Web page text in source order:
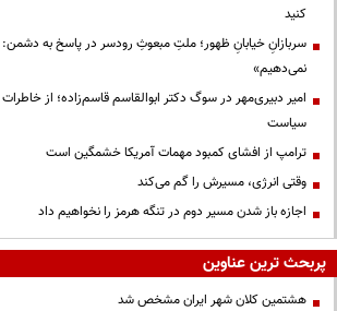
کنید
سربازانِ خیابانِ ظهور؛ ملتِ مبعوثِ رودسر در پاسخ به دشمن:
نمی‌دهیم»
امیر دبیری‌مهر در سوگ دکتر ابوالقاسم قاسم‌زاده؛ از
سیاست
ترامپ از افشای کمبود مهمات آمریکا خشمگین است
وقتی انرژی، مسیرش را گم می‌کند
اجازه باز شدن مسیر دوم در تنگه هرمز را نخواهیم داد
پربحث ترین عناوین
هشتمین کلان شهر ایران مشخص شد